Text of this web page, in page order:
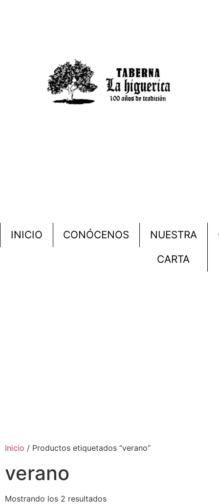
INICIO CONÓCENOS
NUESTRA
CARTA
Inicio / Productos etiquetados “verano”
verano
Mostrando los 2 resultados